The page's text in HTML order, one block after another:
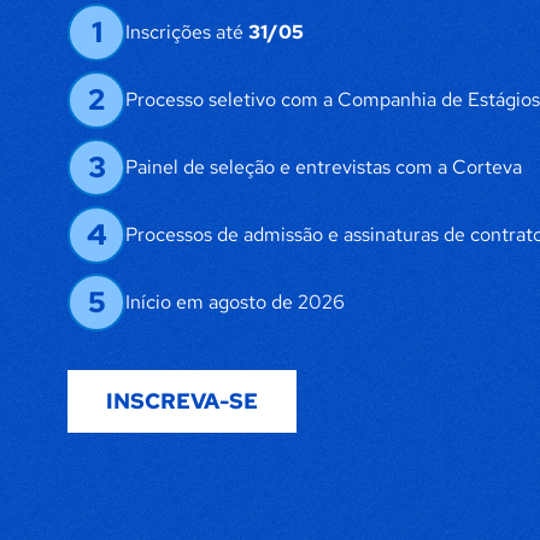
1 Inscrições até31/05
2 Processo seletivo com a Companhia de Estágios
3 Painel de seleção e entrevistas com a Corteva
4 Processos de admissão e assinaturas de
5 Início em agosto de 2026
INSCREVA-SE